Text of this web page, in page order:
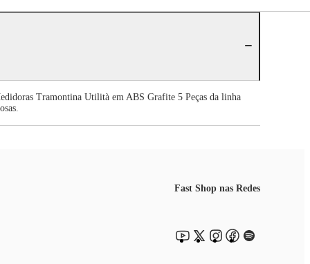
Tramontina Utilità em ABS Grafite 5 Peças da linha
Fast Shop nas Redes